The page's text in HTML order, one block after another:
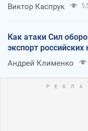
Виктор Каспрук
Как атаки Сил
экспорт
Андрей Клименко